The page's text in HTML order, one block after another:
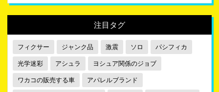
注目タグ
フィクサー ジャンク品 激震 ソロ パシフィカ
光学迷彩 アシュラ ヨシュア関係のジョブ
ワカコの販売する車 アパレルブランド